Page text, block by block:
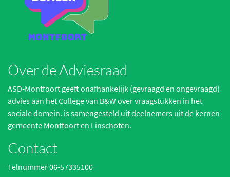
Over de Adviesraad
ASD-Montfoort geeft onafhankelijk (gevraagd en ongevraagd)
advies aan het College van B&W over vraagstukken in het
sociale domein. is samengesteld uit deelnemers uit de kernen
gemeente Montfoort en Linschoten.
Contact
Telnummer 06-57335100